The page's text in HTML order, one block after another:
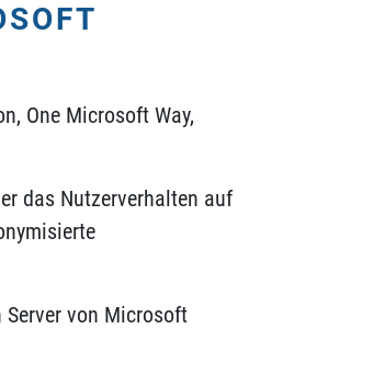
One Microsoft Way,
das Nutzerverhalten auf
Server von Microsoft